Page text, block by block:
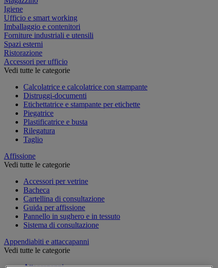
Igiene
Ufficio e smart working
Imballaggio e contenitori
Forniture industriali e utensili
Spazi esterni
Ristorazione
Accessori per ufficio
Vedi tutte le categorie
Calcolatrice e calcolatrice con stampante
Distruggi-documenti
Etichettatrice e stampante per etichette
Piegatrice
Plastificatrice e busta
Rilegatura
Taglio
Affissione
Vedi tutte le categorie
Accessori per vetrine
Bacheca
Cartellina di consultazione
Guida per affissione
Pannello in sughero e in tessuto
Sistema di consultazione
Appendiabiti e attaccapanni
Vedi tutte le categorie